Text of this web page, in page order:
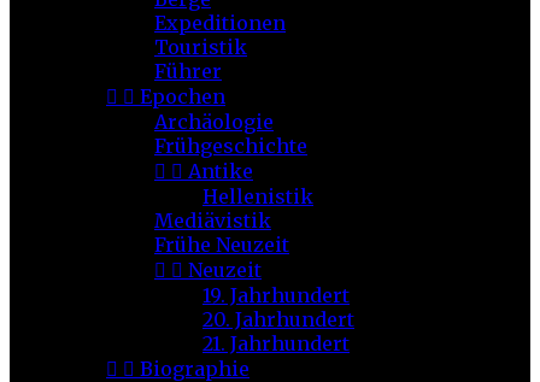
Expeditionen
Touristik
Führer
  Epochen
Archäologie
Frühgeschichte
  Antike
Hellenistik
Mediävistik
Frühe Neuzeit
  Neuzeit
19. Jahrhundert
20. Jahrhundert
21. Jahrhundert
  Biographie